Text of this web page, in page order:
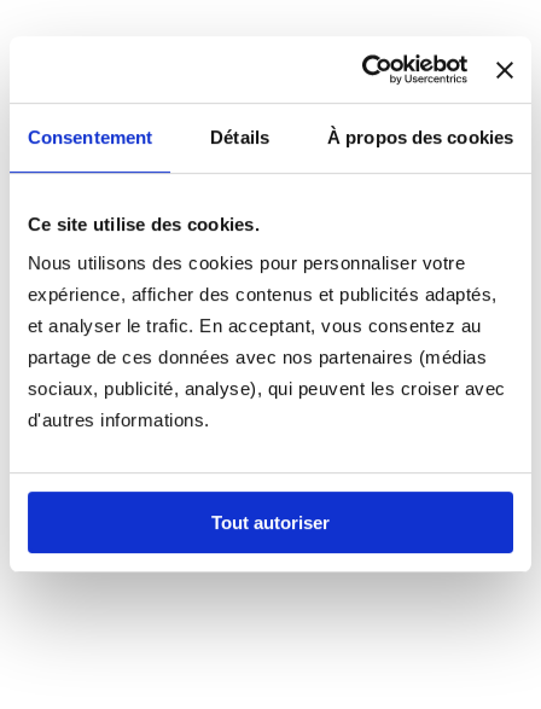
Consentement Détails À propos des cookies
Ce site utilise des cookies.
Nous utilisons des cookies pour personnaliser votre
expérience, afficher des contenus et publicités adaptés,
et analyser le trafic. En acceptant, vous consentez au
partage de ces données avec nos partenaires (médias
sociaux, publicité, analyse), qui peuvent les croiser avec
d'autres informations.
Tout autoriser